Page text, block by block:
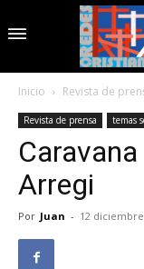
Inicio Revista de
Revista de prensa temas
Arregi
Por Juan - 12